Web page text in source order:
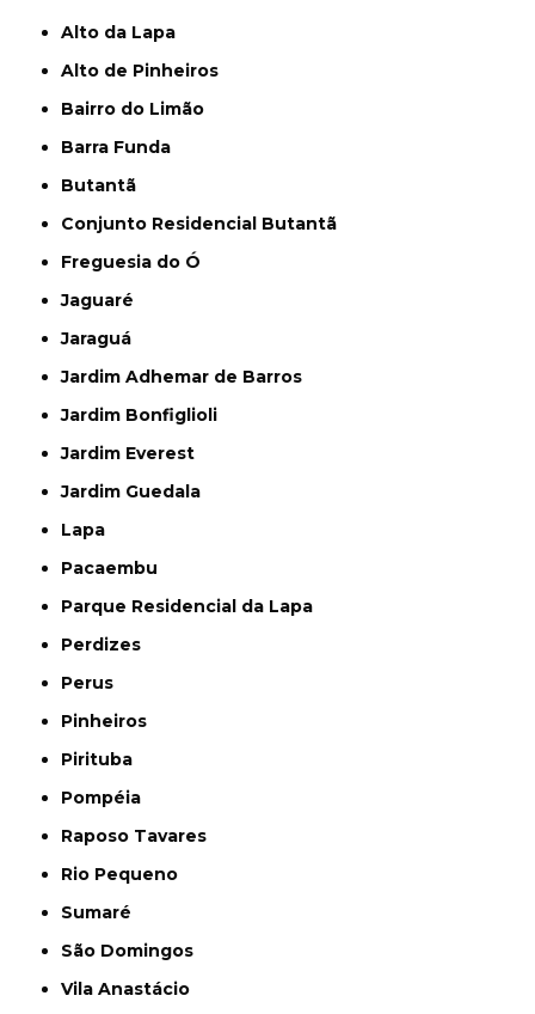
Alto da Lapa
Alto de Pinheiros
Bairro do Limão
Barra Funda
Butantã
Conjunto Residencial Butantã
Freguesia do Ó
Jaguaré
Jaraguá
Jardim Adhemar de Barros
Jardim Bonfiglioli
Jardim Everest
Jardim Guedala
Lapa
Pacaembu
Parque Residencial da Lapa
Perdizes
Perus
Pinheiros
Pirituba
Pompéia
Raposo Tavares
Rio Pequeno
Sumaré
São Domingos
Vila Anastácio